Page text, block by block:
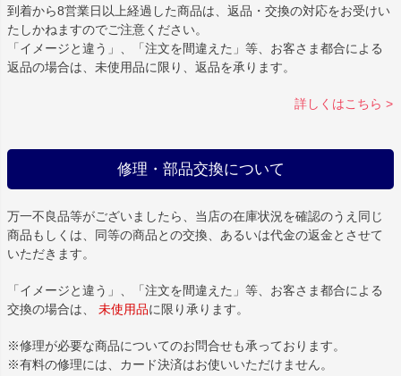
到着から8営業日以上経過した商品は、返品・交換の対応をお受けい
たしかねますのでご注意ください。
「イメージと違う」、「注文を間違えた」等、お客さま都合による
返品の場合は、未使用品に限り、返品を承ります。
詳しくはこちら >
修理・部品交換について
万一不良品等がございましたら、当店の在庫状況を確認のうえ同じ
商品もしくは、同等の商品との交換、あるいは代金の返金とさせて
いただきます。
「イメージと違う」、「注文を間違えた」等、お客さま都合による
交換の場合は、 未使用品に限り承ります。
※修理が必要な商品についてのお問合せも承っております。
※有料の修理には、カード決済はお使いいただけません。